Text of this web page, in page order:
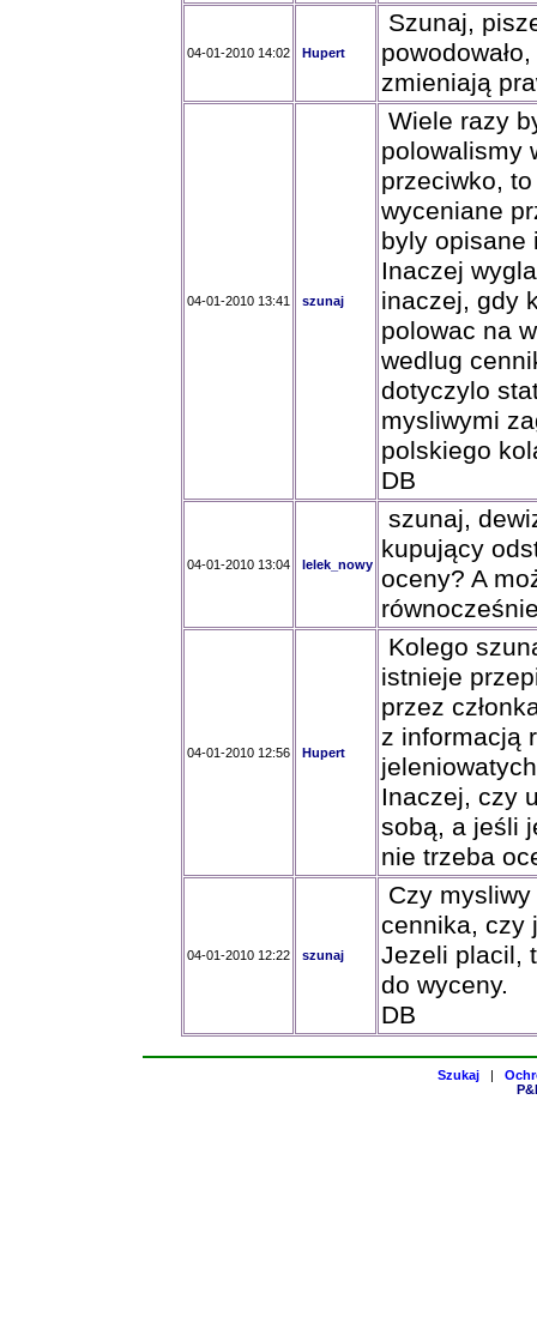
04-01-2010 14:02 Hupert
Szunaj,
zmieniają
04-01-2010 13:41 szunaj
Wiele razy
polowalismy
przeciwko,
wyceniane
byly opisane
Inaczej
inaczej, gdy
polowac na
wedlug
dotyczylo
mysliwymi
polskiego
DB
04-01-2010 13:04 lelek_nowy
szunaj,
kupujący
oceny? A
04-01-2010 12:56 Hupert
Kolego
istnieje
przez
z informacją
Inaczej, czy
sobą, a jeśli
nie trzeba
04-01-2010 12:22 szunaj
Czy
cennika, czy
Jezeli placil,
do wyceny.
DB
Szukaj |